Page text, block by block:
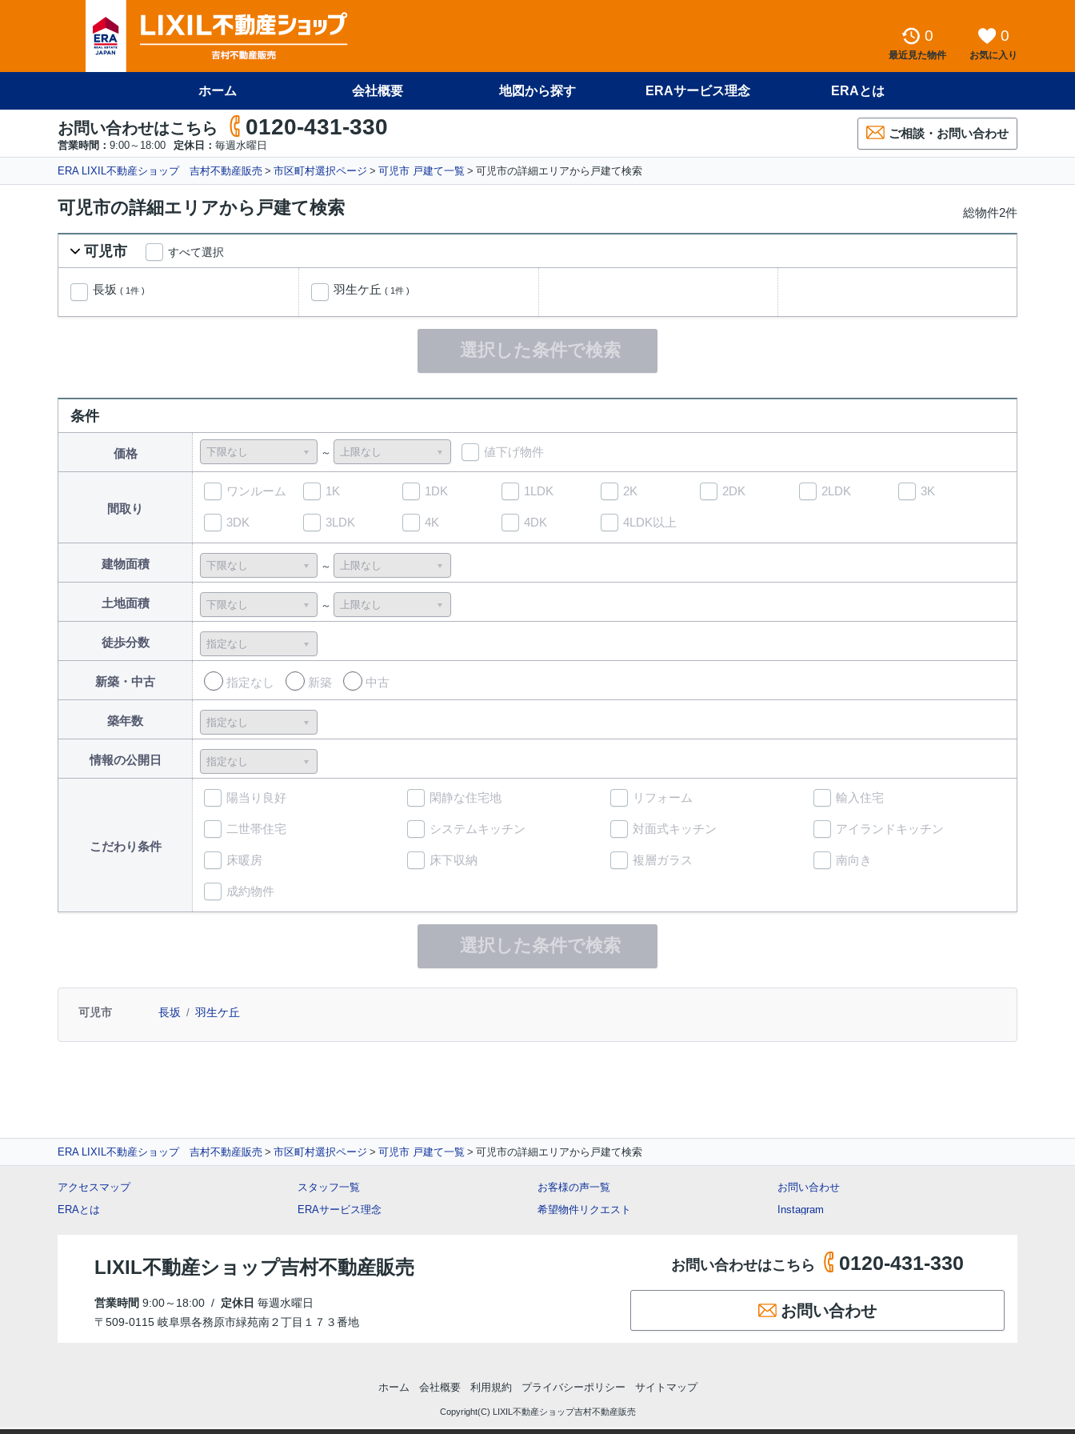
0
最近見た物件
0
お気に入り
ホーム 会社概要 地図から探す ERAサービス理念 ERAとは
お問い合わせはこちら 0120-431-330
営業時間： 9:00～18:00 定休日： 毎週水曜日
ご相談・お問い合わせ
ERA LIXIL不動産ショップ 吉村不動産販売 市区町村選択ページ 可児市 戸建て一覧 可児市の詳細エリアから戸建て検索
可児市の詳細エリアから戸建て検索 総物件2件
可児市 すべて選択
長坂 ( 1件 ) 羽生ケ丘 ( 1件 )
選択した条件で検索
条件
価格 値下げ物件
間取り
ワンルーム 1K 1DK 1LDK 2K 2DK 2LDK 3K
3DK 3LDK 4K 4DK 4LDK以上
建物面積
土地面積
徒歩分数
新築・中古 指定なし 新築 中古
築年数
情報の公開日
こだわり条件
陽当り良好 閑静な住宅地 リフォーム 輸入住宅
二世帯住宅 システムキッチン 対面式キッチン アイランドキッチン
床暖房 床下収納 複層ガラス 南向き
成約物件
選択した条件で検索
可児市 長坂 羽生ケ丘
ERA LIXIL不動産ショップ 吉村不動産販売 市区町村選択ページ 可児市 戸建て一覧 可児市の詳細エリアから戸建て検索
アクセスマップ
ERAとは
スタッフ一覧
ERAサービス理念
お客様の声一覧
希望物件リクエスト
お問い合わせ
Instagram
LIXIL不動産ショップ吉村不動産販売
営業時間 9:00～18:00 / 定休日 毎週水曜日
〒509-0115 岐阜県各務原市緑苑南２丁目１７３番地
お問い合わせはこちら 0120-431-330
お問い合わせ
ホーム 会社概要 利用規約 プライバシーポリシー サイトマップ
Copyright(C) LIXIL不動産ショップ吉村不動産販売